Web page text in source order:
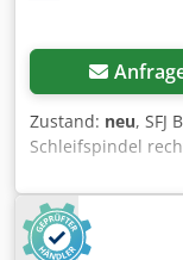
Zustand: neu, SFJ
Schleifspindel
mm Flansch Ø 98
36 mm SN:49283
gem. Fotos Crsdpfx